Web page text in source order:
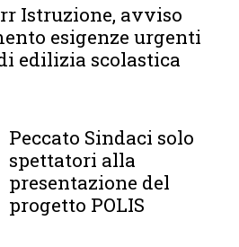
Istruzione, avviso
esigenze urgenti
edilizia scolastica
Peccato Sindaci solo
spettatori alla
presentazione del
progetto POLIS